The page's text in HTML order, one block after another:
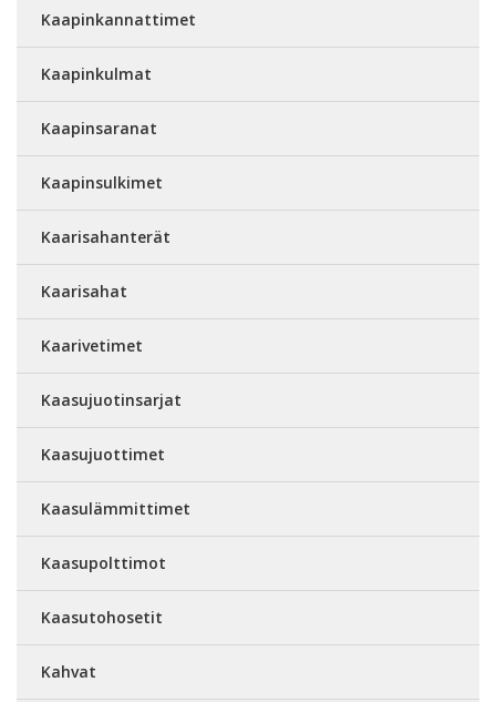
Kaapinkannattimet
Kaapinkulmat
Kaapinsaranat
Kaapinsulkimet
Kaarisahanterät
Kaarisahat
Kaarivetimet
Kaasujuotinsarjat
Kaasujuottimet
Kaasulämmittimet
Kaasupolttimot
Kaasutohosetit
Kahvat